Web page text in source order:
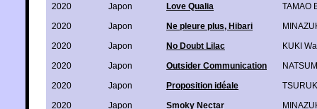
2020
Japon Love Qualia
TAMAO
2020
Japon Ne pleure plus, Hibari
2020
Japon No Doubt Lilac
KUKI
2020
Japon Outsider Communication
2020
Japon Proposition idéale
2020
Japon Smoky Nectar